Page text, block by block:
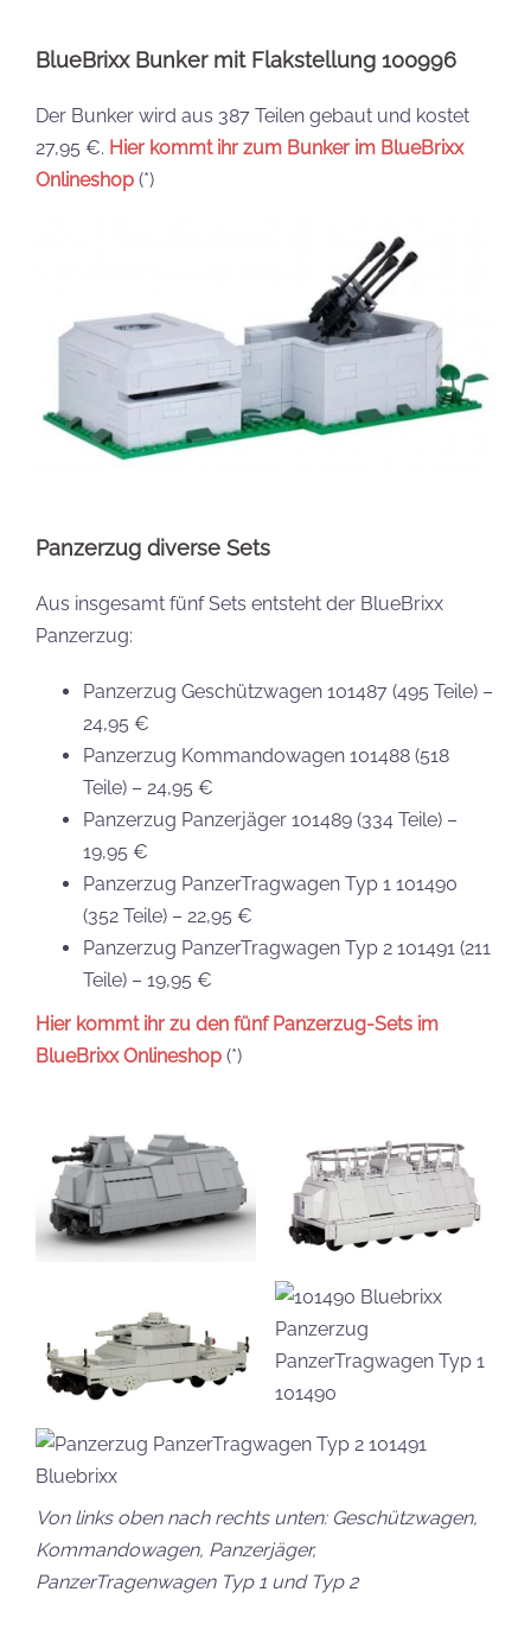
BlueBrixx Bunker mit Flakstellung 100996
Der Bunker wird aus 387 Teilen gebaut und kostet
27,95 €. Hier kommt ihr zum Bunker im BlueBrixx
Onlineshop (*)
Panzerzug diverse Sets
Aus insgesamt fünf Sets entsteht der BlueBrixx
Panzerzug:
Panzerzug Geschützwagen 101487 (495 Teile) –
24,95 €
Panzerzug Kommandowagen 101488 (518
Teile) – 24,95 €
Panzerzug Panzerjäger 101489 (334 Teile) –
19,95 €
Panzerzug PanzerTragwagen Typ 1 101490
(352 Teile) – 22,95 €
Panzerzug PanzerTragwagen Typ 2 101491 (211
Teile) – 19,95 €
Hier kommt ihr zu den fünf Panzerzug-Sets im
BlueBrixx Onlineshop (*)
Von links oben nach rechts unten: Geschützwagen,
Kommandowagen, Panzerjäger,
PanzerTragenwagen Typ 1 und Typ 2